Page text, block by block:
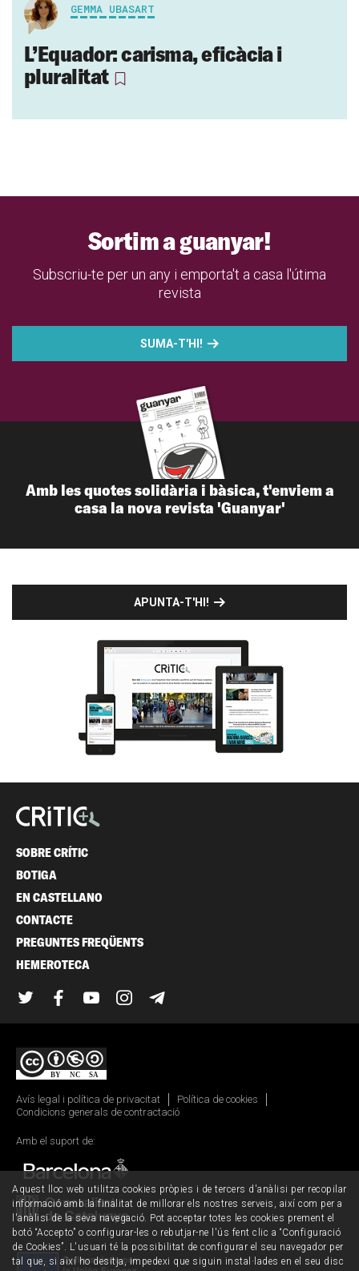
GEMMA UBASART
L’Equador: carisma, eficàcia i
pluralitat
Sortim a guanyar!
Subscriu-te per un any i emporta't a casa l'útima
revista
SUMA-T'HI!
Amb les quotes solidària i bàsica, t'enviem a
casa la nova revista 'Guanyar'
APUNTA-T'HI!
SOBRE CRÍTIC
BOTIGA
EN CASTELLANO
CONTACTE
PREGUNTES FREQÜENTS
HEMEROTECA
TwitterFacebook
YouTubeInstagram
Avís legal i política de privacitat
Política de cookies
Condicions generals de contractació
Amb el suport de:
Aquest lloc web utilitza cookies pròpies i de tercers d'anàlisi per recopilar
informació amb la finalitat de millorar els nostres serveis, així com per a
l'anàlisi de la seva navegació. Pot acceptar totes les cookies prement el
botó “Accepto” o configurar-les o rebutjar-ne l'ús fent clic a “Configuració
de Cookies”. L'usuari té la possibilitat de configurar el seu navegador per
tal que, si així ho desitja, impedexi que siguin instal·lades en el seu disc